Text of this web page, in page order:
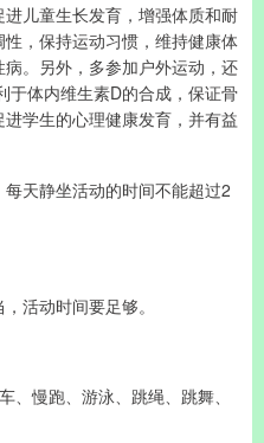
儿童生长发育，增强体质和耐
，保持运动习惯，维持健康体
。另外，多参加户外运动，还
于体内维生素D的合成，保证骨
学生的心理健康发育，并有益
每天静坐活动的时间不能超过2
活动时间要足够。
、慢跑、游泳、跳绳、跳舞、